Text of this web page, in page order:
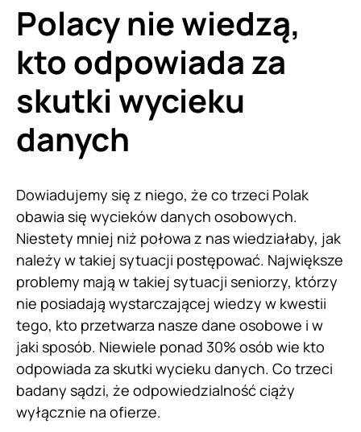
Polacy nie wiedzą,
kto odpowiada za
skutki wycieku
danych
Dowiadujemy się z niego, że co trzeci Polak
obawia się wycieków danych osobowych.
Niestety mniej niż połowa z nas wiedziałaby, jak
należy w takiej sytuacji postępować. Największe
problemy mają w takiej sytuacji seniorzy, którzy
nie posiadają wystarczającej wiedzy w kwestii
tego, kto przetwarza nasze dane osobowe i w
jaki sposób. Niewiele ponad 30% osób wie kto
odpowiada za skutki wycieku danych. Co trzeci
badany sądzi, że odpowiedzialność ciąży
wyłącznie na ofierze.